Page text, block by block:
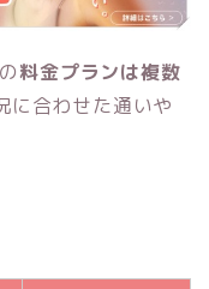
料金プランは複数
に合わせた通いや